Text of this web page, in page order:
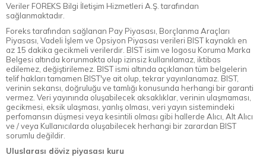
Veriler FOREKS Bilgi İletişim Hizmetleri A.Ş. tarafından
sağlanmaktadır.
Foreks tarafından sağlanan Pay Piyasası, Borçlanma Araçları
Piyasası, Vadeli İşlem ve Opsiyon Piyasası verileri BIST kaynaklı en
az 15 dakika gecikmeli verilerdir. BIST isim ve logosu Koruma Marka
Belgesi altında korunmakta olup izinsiz kullanılamaz, iktibas
edilemez, değiştirilemez. BIST ismi altında açıklanan tüm belgelerin
telif hakları tamamen BIST'ye ait olup, tekrar yayınlanamaz. BIST,
verinin sekansı, doğruluğu ve tamlığı konusunda herhangi bir garanti
vermez. Veri yayınında oluşabilecek aksaklıklar, verinin ulaşmaması,
gecikmesi, eksik ulaşması, yanlış olması, veri yayın sistemindeki
perfomansın düşmesi veya kesintili olması gibi hallerde Alıcı, Alt Alıcı
ve / veya Kullanıcılarda oluşabilecek herhangi bir zarardan BIST
sorumlu değildir.
Uluslarası döviz piyasası kuru